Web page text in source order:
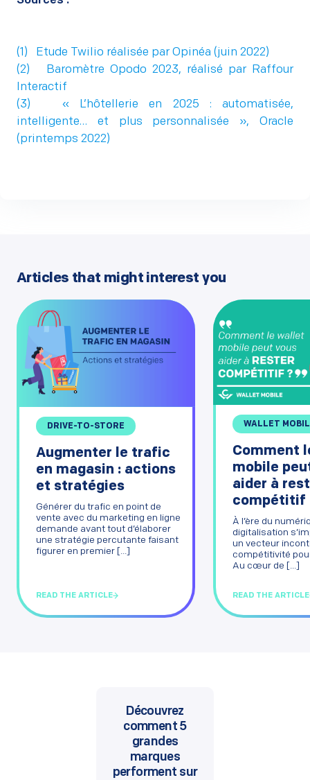
(1)
Etude Twilio réalisée par Opinéa (juin 2022)
(2)
Baromètre Opodo 2023, réalisé par Raffour
Interactif
(3)
« L’hôtellerie en 2025 : automatisée,
intelligente… et plus personnalisée », Oracle
(printemps 2022)
Articles that might interest you
DRIVE-TO-STORE
Augmenter le trafic
en magasin : actions
et stratégies
Générer du trafic en point de
vente avec du marketing en ligne
demande avant tout d’élaborer
une stratégie percutante faisant
figurer en premier [...]
READ THE ARTICLE
WALLET
Comment
mobile
aider à
compétitif
À l’ère du
digitalisation
un vecteur
compétitivité
Au cœur de [...]
READ THE ARTICLE
Découvrez
comment 5
grandes
marques
performent sur